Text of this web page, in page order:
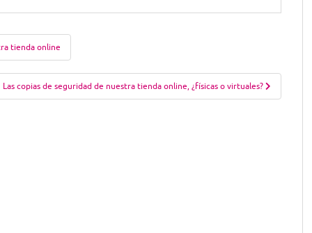
tienda online
Las copias de seguridad de nuestra tienda online, ¿físicas o virtuales?